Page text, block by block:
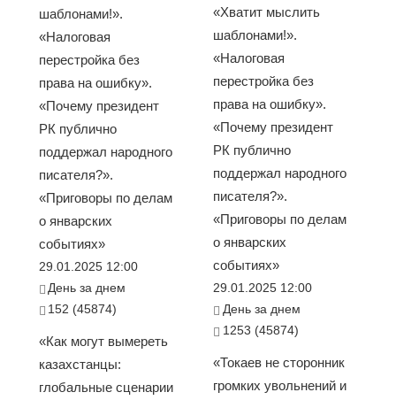
шаблонами!».
«Налоговая
перестройка без
права на ошибку».
«Почему президент
РК публично
поддержал народного
писателя?».
«Приговоры по делам
о январских
событиях»
29.01.2025 12:00
День за днем
152 (45874)
«Как могут вымереть
казахстанцы:
глобальные сценарии
«Хватит мыслить
шаблонами!».
«Налоговая
перестройка без
права на ошибку».
«Почему президент
РК публично
поддержал народного
писателя?».
«Приговоры по делам
о январских
событиях»
29.01.2025 12:00
День за днем
1253 (45874)
«Токаев не сторонник
громких увольнений и